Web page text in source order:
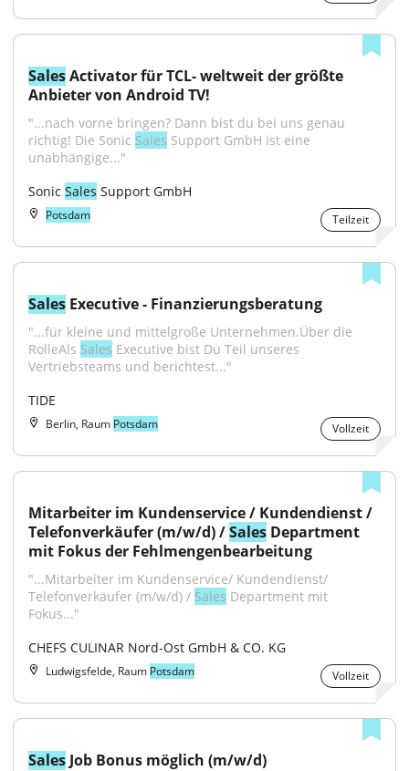
Sales Activator für TCL- weltweit der größte
Anbieter von Android TV!
"...nach vorne bringen? Dann bist du bei uns genau
richtig! Die Sonic Sales Support GmbH ist eine
unabhängige..."
Sonic Sales Support GmbH
Potsdam Teilzeit
Sales Executive - Finanzierungsberatung
"...für kleine und mittelgroße Unternehmen.Über die
RolleAls Sales Executive bist Du Teil unseres
Vertriebsteams und berichtest..."
TIDE
Berlin, Raum Potsdam Vollzeit
Mitarbeiter im Kundenservice / Kundendienst /
Telefonverkäufer (m/w/d) / Sales Department
mit Fokus der Fehlmengenbearbeitung
"...Mitarbeiter im Kundenservice/ Kundendienst/
Telefonverkäufer (m/w/d) / Sales Department mit
Fokus..."
CHEFS CULINAR Nord-Ost GmbH & CO. KG
Ludwigsfelde, Raum Potsdam Vollzeit
Sales Job Bonus möglich (m/w/d)